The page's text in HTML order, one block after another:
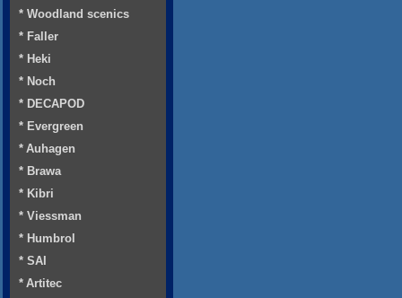
* Woodland scenics
* Faller
* Heki
* Noch
* DECAPOD
* Evergreen
* Auhagen
* Brawa
* Kibri
* Viessman
* Humbrol
* SAI
* Artitec